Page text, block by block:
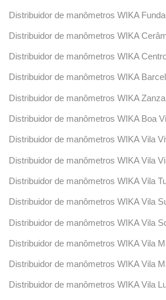
Distribuidor de manômetros WIKA
Distribuidor de manômetros WIKA
Distribuidor de manômetros WIKA
Distribuidor de manômetros WIKA
Distribuidor de manômetros WIKA
Distribuidor de manômetros WIKA Boa
Distribuidor de manômetros WIKA Vila
Distribuidor de manômetros WIKA Vila
Distribuidor de manômetros WIKA Vila
Distribuidor de manômetros WIKA Vila
Distribuidor de manômetros WIKA Vila
Distribuidor de manômetros WIKA Vila
Distribuidor de manômetros WIKA Vila
Distribuidor de manômetros WIKA Vila